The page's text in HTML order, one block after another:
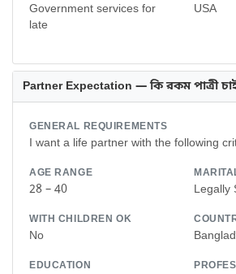
Government services for
late
USA
Partner Expectation — কি রকম পাত্রী
GENERAL REQUIREMENTS
I want a life partner with the following
AGE RANGE
28 – 40 Legally
WITH CHILDREN OK
No
EDUCATION